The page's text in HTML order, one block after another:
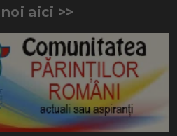
aici >>